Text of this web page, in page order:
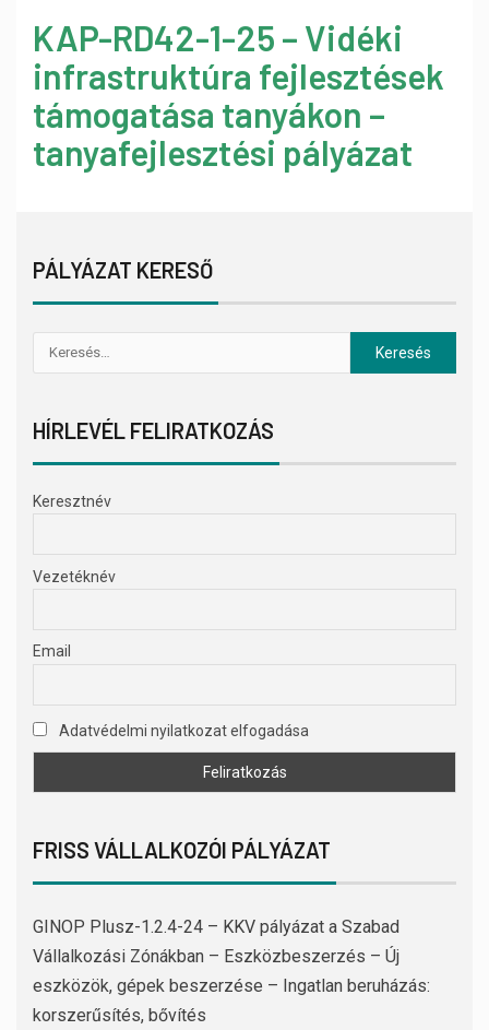
KAP-RD42-1-25 – Vidéki
infrastruktúra fejlesztések
támogatása tanyákon –
tanyafejlesztési pályázat
PÁLYÁZAT KERESŐ
HÍRLEVÉL FELIRATKOZÁS
Keresztnév
Vezetéknév
Email
Adatvédelmi nyilatkozat elfogadása
FRISS VÁLLALKOZÓI PÁLYÁZAT
GINOP Plusz-1.2.4-24 – KKV pályázat a Szabad
Vállalkozási Zónákban – Eszközbeszerzés – Új
eszközök, gépek beszerzése – Ingatlan beruházás:
korszerűsítés, bővítés